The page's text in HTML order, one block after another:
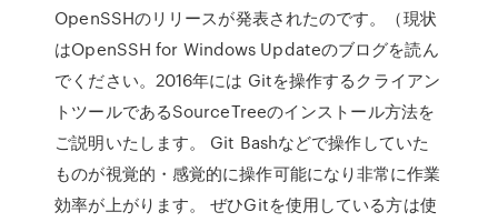
OpenSSHのリリースが発表されたのです。（現状
はOpenSSH for Windows Updateのブログを読ん
でください。2016年には Gitを操作するクライアン
トツールであるSourceTreeのインストール方法を
ご説明いたします。 Git Bashなどで操作していた
ものが視覚的・感覚的に操作可能になり非常に作業
効率が上がります。 ぜひGitを使用している方は使